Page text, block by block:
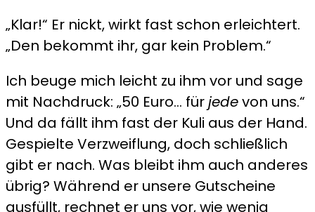
„Klar!“ Er nickt, wirkt fast schon erleichtert.
„Den bekommt ihr, gar kein Problem.“
Ich beuge mich leicht zu ihm vor und sage
mit Nachdruck: „50 Euro… fürjedevon uns.“
Und da fällt ihm fast der Kuli aus der Hand.
Gespielte Verzweiflung, doch schließlich
gibt er nach. Was bleibt ihm auch anderes
übrig? Während er unsere Gutscheine
ausfüllt, rechnet er uns vor, wie wenig